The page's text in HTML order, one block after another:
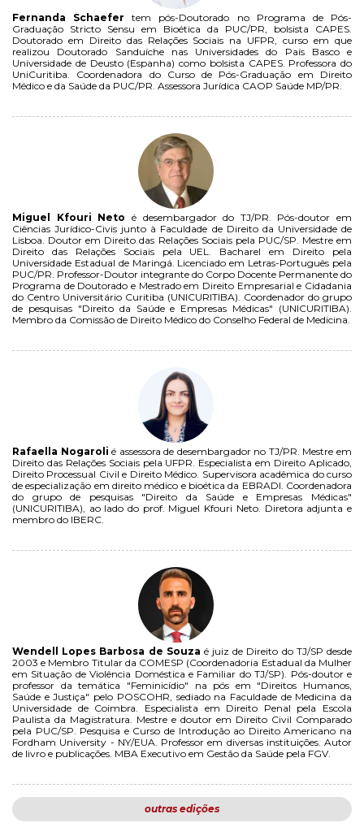
Fernanda Schaefer tem pós-Doutorado no Programa de Pós-
Graduação Stricto Sensu em Bioética da PUC/PR, bolsista CAPES.
Doutorado em Direito das Relações Sociais na UFPR, curso em que
realizou Doutorado Sanduíche nas Universidades do País Basco e
Universidade de Deusto (Espanha) como bolsista CAPES. Professora do
UniCuritiba. Coordenadora do Curso de Pós-Graduação em Direito
Médico e da Saúde da PUC/PR. Assessora Jurídica CAOP Saúde MP/PR.
Miguel Kfouri Neto é desembargador do TJ/PR. Pós-doutor em
Ciências Jurídico-Civis junto à Faculdade de Direito da Universidade de
Lisboa. Doutor em Direito das Relações Sociais pela PUC/SP. Mestre em
Direito das Relações Sociais pela UEL. Bacharel em Direito pela
Universidade Estadual de Maringá. Licenciado em Letras-Português pela
PUC/PR. Professor-Doutor integrante do Corpo Docente Permanente do
Programa de Doutorado e Mestrado em Direito Empresarial e Cidadania
do Centro Universitário Curitiba (UNICURITIBA). Coordenador do grupo
de pesquisas "Direito da Saúde e Empresas Médicas" (UNICURITIBA).
Membro da Comissão de Direito Médico do Conselho Federal de Medicina.
Rafaella Nogaroli é assessora de desembargador no TJ/PR. Mestre em
Direito das Relações Sociais pela UFPR. Especialista em Direito Aplicado,
Direito Processual Civil e Direito Médico. Supervisora acadêmica do curso
de especialização em direito médico e bioética da EBRADI. Coordenadora
do grupo de pesquisas "Direito da Saúde e Empresas Médicas"
(UNICURITIBA), ao lado do prof. Miguel Kfouri Neto. Diretora adjunta e
membro do IBERC.
Wendell Lopes Barbosa de Souza é juiz de Direito do TJ/SP desde
2003 e Membro Titular da COMESP (Coordenadoria Estadual da Mulher
em Situação de Violência Doméstica e Familiar do TJ/SP). Pós-doutor e
professor da temática "Feminicídio" na pós em "Direitos Humanos,
Saúde e Justiça" pelo POSCOHR, sediado na Faculdade de Medicina da
Universidade de Coimbra. Especialista em Direito Penal pela Escola
Paulista da Magistratura. Mestre e doutor em Direito Civil Comparado
pela PUC/SP. Pesquisa e Curso de Introdução ao Direito Americano na
Fordham University - NY/EUA. Professor em diversas instituições. Autor
de livro e publicações. MBA Executivo em Gestão da Saúde pela FGV.
outras edições